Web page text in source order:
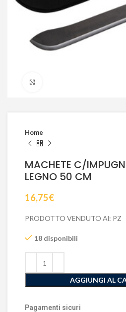
Home
MACHETE C/
LEGNO 50 CM
16,75€
PRODOTTO VENDUTO Al: PZ
18 disponibili
AGGIUNGI AL
Pagamenti sicuri